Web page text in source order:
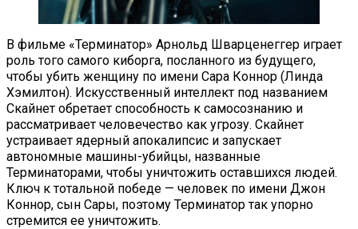
В фильме «Терминатор» Арнольд Шварценеггер играет
роль того самого киборга, посланного из будущего,
чтобы убить женщину по имени Сара Коннор (Линда
Хэмилтон). Искусственный интеллект под названием
Скайнет обретает способность к самосознанию и
рассматривает человечество как угрозу. Скайнет
устраивает ядерный апокалипсис и запускает
автономные машины-убийцы, названные
Терминаторами, чтобы уничтожить оставшихся людей.
Ключ к тотальной победе — человек по имени Джон
Коннор, сын Сары, поэтому Терминатор так упорно
стремится ее уничтожить.